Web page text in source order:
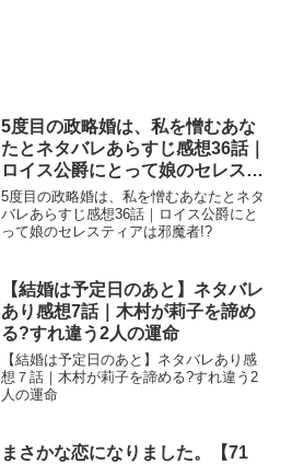
5度目の政略婚は、私を憎むあな
たとネタバレあらすじ感想36話｜
ロイス公爵にとって娘のセレステ
ィアは邪魔者!?
5度目の政略婚は、私を憎むあなたとネタ
バレあらすじ感想36話｜ロイス公爵にと
って娘のセレスティアは邪魔者!?
【結婚は予定日のあと】ネタバレ
あり感想7話｜木村が莉子を諦め
る?すれ違う2人の運命
【結婚は予定日のあと】ネタバレあり感
想７話｜木村が莉子を諦める?すれ違う2
人の運命
まさかな恋になりました。【71